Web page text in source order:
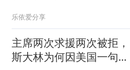
乐依爱分享
主席两次求援两次被拒，
斯大林为何因美国一句话